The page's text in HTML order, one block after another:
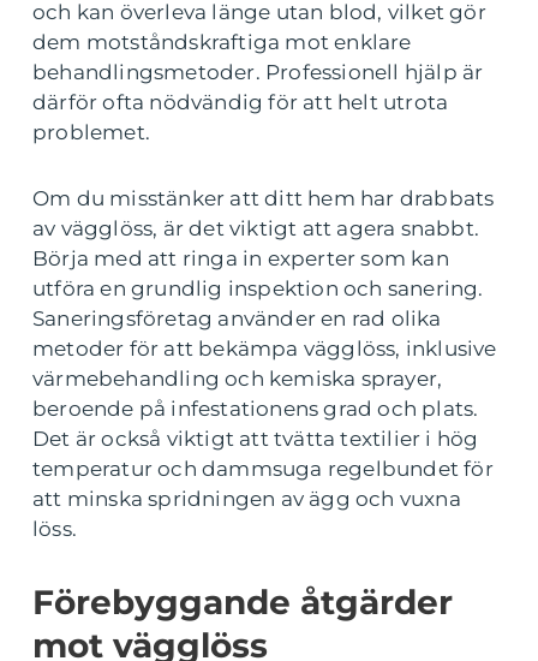
och kan överleva länge utan blod, vilket gör
dem motståndskraftiga mot enklare
behandlingsmetoder. Professionell hjälp är
därför ofta nödvändig för att helt utrota
problemet.
Om du misstänker att ditt hem har drabbats
av vägglöss, är det viktigt att agera snabbt.
Börja med att ringa in experter som kan
utföra en grundlig inspektion och sanering.
Saneringsföretag använder en rad olika
metoder för att bekämpa vägglöss, inklusive
värmebehandling och kemiska sprayer,
beroende på infestationens grad och plats.
Det är också viktigt att tvätta textilier i hög
temperatur och dammsuga regelbundet för
att minska spridningen av ägg och vuxna
löss.
Förebyggande åtgärder
mot vägglöss